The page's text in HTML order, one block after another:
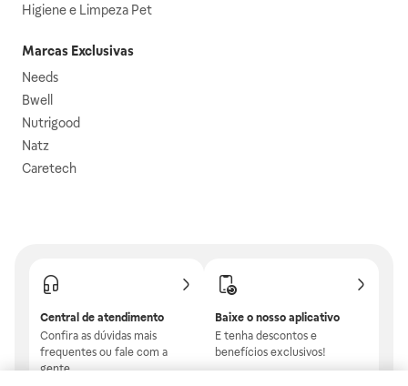
Higiene e Limpeza Pet
Marcas Exclusivas
Needs
Bwell
Nutrigood
Natz
Caretech
Central de atendimento
Confira as dúvidas mais
frequentes ou fale com a
gente.
Baixe o nosso aplicativo
E tenha descontos e
benefícios exclusivos!